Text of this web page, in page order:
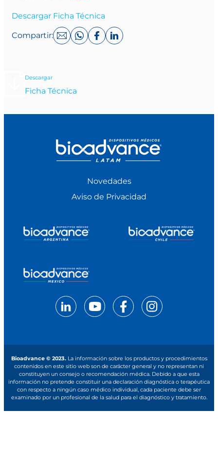
Descargar Ficha Técnica
Compartir:
Descargar
Ficha Técnica
Novedades
Aviso de Privacidad
Bioadvance © 2023.La información sobre los productos y procedimientos
contenidos en este sitio web son de carácter general y no representan ni
constituyen un consejo o recomendación médica. Debido a que esta
información no pretende constituir una declaración diagnóstica o terapéutica
con respecto a ningún caso médico individual, cada paciente debe ser
examinado por un profesional de la salud para el diagnóstico y tratamiento.